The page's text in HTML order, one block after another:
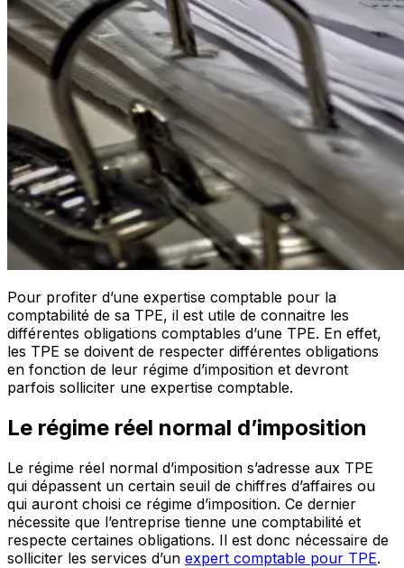
Pour profiter d’une expertise comptable pour la
comptabilité de sa TPE, il est utile de connaitre les
différentes obligations comptables d’une TPE. En effet,
les TPE se doivent de respecter différentes obligations
en fonction de leur régime d’imposition et devront
parfois solliciter une expertise comptable.
Le régime réel normal d’imposition
Le régime réel normal d’imposition s’adresse aux TPE
qui dépassent un certain seuil de chiffres d’affaires ou
qui auront choisi ce régime d’imposition. Ce dernier
nécessite que l’entreprise tienne une comptabilité et
respecte certaines obligations. Il est donc nécessaire de
solliciter les services d’un expert comptable pour TPE.